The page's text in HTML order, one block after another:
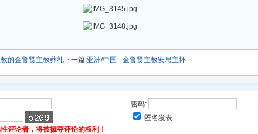
的金鲁贤主教葬礼下一篇:亚洲/中国 - 金鲁贤主教安息主怀
密码:
匿名发表
评论者，将被褫夺评论的权利！